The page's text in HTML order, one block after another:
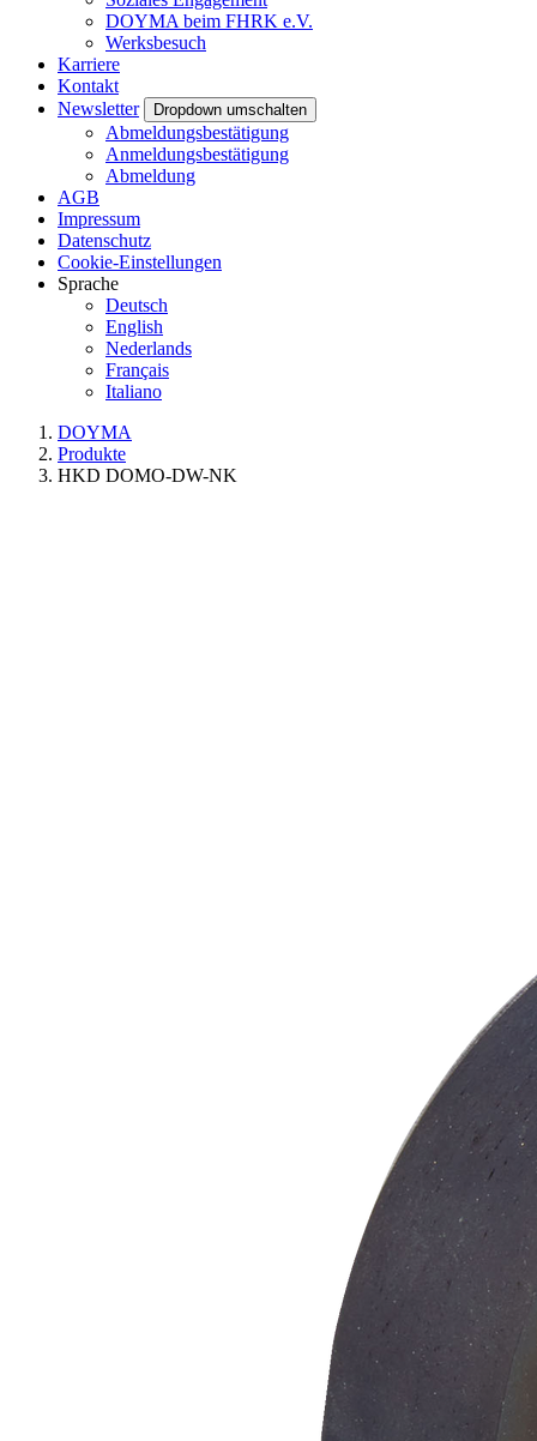
DOYMA beim FHRK e.V.
Werksbesuch
Karriere
Kontakt
Newsletter
Dropdown umschalten
Abmeldungsbestätigung
Anmeldungsbestätigung
Abmeldung
AGB
Impressum
Datenschutz
Cookie-Einstellungen
Sprache
Deutsch
English
Nederlands
Français
Italiano
DOYMA
Produkte
HKD DOMO-DW-NK